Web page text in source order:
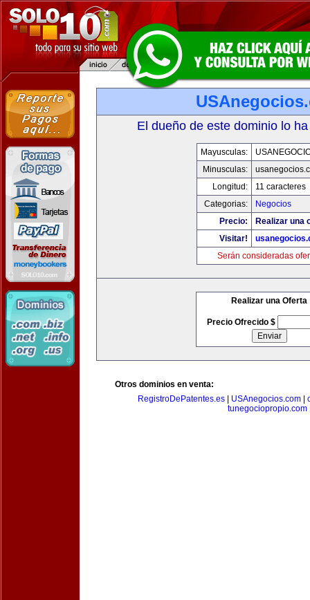
El dueño de este dominio lo
Mayusculas:
Minusculas:
Longitud:
11 caracteres
Categorias:
Negocios
Precio:
Realizar una
Visitar!
Serán consideradas
Realizar una Oferta
Precio Ofrecido $
Otros dominios en venta:
RegistroDePatentes.es
USAnegocios.com
tunegociopropio.com